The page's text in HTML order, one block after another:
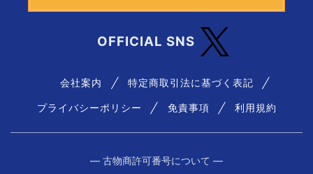
OFFICIAL SNS
会社案内 特定商取引法に基づく表記
プライバシーポリシー 免責事項 利用規約
― 古物商許可番号について ―